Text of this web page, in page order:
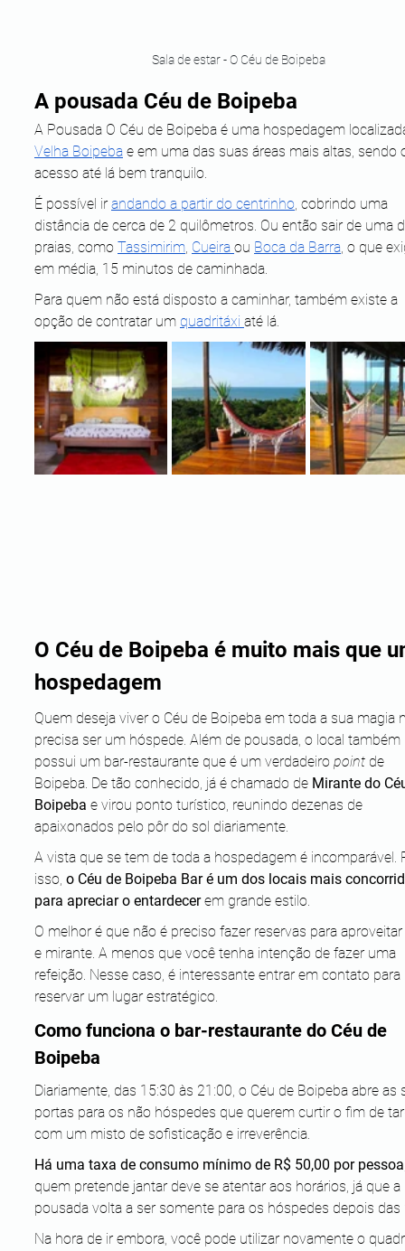
Sala de estar - O Céu de Boipeba
A pousada Céu de Boipeba
A Pousada O Céu de Boipeba é uma hospedagem
Velha Boipeba e em uma das suas áreas mais altas, sendo
acesso até lá bem tranquilo.
É possível ir andando a partir do centrinho , cobrindo uma
distância de cerca de 2 quilômetros. Ou então sair de uma
praias, como Tassimirim Cueira ou Boca da Barra , o que
em média, 15 minutos de caminhada.
Para quem não está disposto a caminhar, também existe a
opção de contratar um quadritáxi até lá.
O Céu de Boipeba é muito mais que
hospedagem
Quem deseja viver o Céu de Boipeba em toda a sua magia
precisa ser um hóspede. Além de pousada, o local também
possui um bar-restaurante que é um verdadeiro point de
Boipeba. De tão conhecido, já é chamado de Mirante do
Boipeba e virou ponto turístico, reunindo dezenas de
apaixonados pelo pôr do sol diariamente.
A vista que se tem de toda a hospedagem é incomparável.
isso, o Céu de Boipeba Bar é um dos locais mais
para apreciar o entardecer em grande estilo.
O melhor é que não é preciso fazer reservas para
e mirante. A menos que você tenha intenção de fazer uma
refeição. Nesse caso, é interessante entrar em contato para
reservar um lugar estratégico.
Como funciona o bar-restaurante do Céu de
Boipeba
Diariamente, das 15:30 às 21:00, o Céu de Boipeba abre as
portas para os não hóspedes que querem curtir o fim de
com um misto de sofisticação e irreverência.
Há uma taxa de consumo mínimo de R$ 50,00 por pessoa
quem pretende jantar deve se atentar aos horários, já que a
pousada volta a ser somente para os hóspedes depois das
Na hora de ir embora, você pode utilizar novamente o